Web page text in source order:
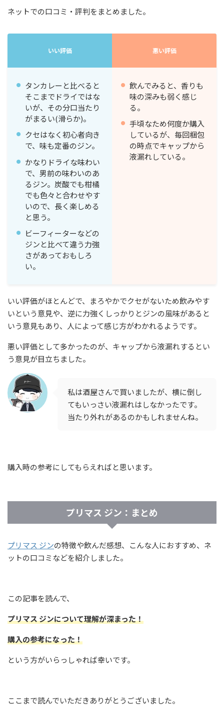
ネットでの口コミ・評判をまとめました。
いい評価 悪い評価
タンカレーと比べると
そこまでドライではな
いが、その分口当たり
がまるい(滑らか)。
クセはなく初心者向き
で、味も定番のジン。
かなりドライな味わい
で、男前の味わいのあ
るジン。炭酸でも柑橘
でも色々と合わせやす
いので、長く楽しめる
と思う。
ビーフィーターなどの
ジンと比べて違う力強
さがあっておもしろ
い。
飲んでみると、香りも
味の深みも弱く感じ
る。
手頃なため何度か購入
しているが、毎回梱包
の時点でキャップから
液漏れしている。
いい評価がほとんどで、まろやかでクセがないため飲みやす
いという意見や、逆に力強くしっかりとジンの風味があると
いう意見もあり、人によって感じ方がわかれるようです。
悪い評価として多かったのが、キャップから液漏れするとい
う意見が目立ちました。
私は酒屋さんで買いましたが、横に倒し
てもいっさい液漏れはしなかったです。
当たり外れがあるのかもしれませんね。
購入時の参考にしてもらえればと思います。
プリマス ジン：まとめ
プリマス ジンの特徴や飲んだ感想、こんな人におすすめ、ネ
ットの口コミなどを紹介しました。
この記事を読んで、
プリマス ジンについて理解が深まった！
購入の参考になった！
という方がいらっしゃれば幸いです。
ここまで読んでいただきありがとうございました。